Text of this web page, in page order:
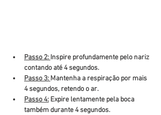
Passo 2: Inspire profundamente pelo nariz
contando até 4 segundos.
Passo 3: Mantenha a respiração por mais
4 segundos, retendo o ar.
Passo 4: Expire lentamente pela boca
também durante 4 segundos.